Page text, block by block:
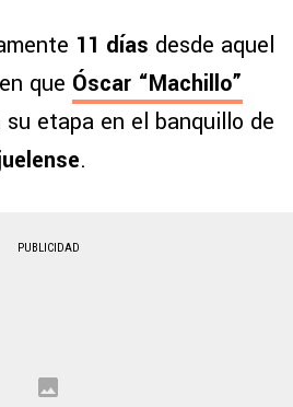
11 días desde aquel
que Óscar “Machillo”
etapa en el banquillo de
.
PUBLICIDAD